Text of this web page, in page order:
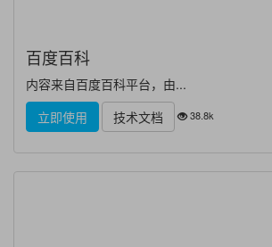
百度百科
内容来自百度百科平台，由...
立即使用
技术文档 38.8k